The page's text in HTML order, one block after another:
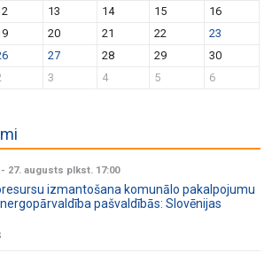
13 14 15
16
20 21 22
23
27 28 29
30
3 4 5 6
27. augusts plkst. 17:00
izmantošana komunālo pakalpojumu
pašvaldībās: Slovēnijas